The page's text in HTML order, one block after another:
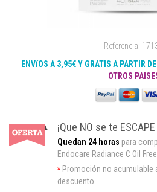
Referencia:
ENVíOS A 3,95€ Y GRATIS A PARTIR
OTROS
¡Que NO se te
Quedan 24 horas para
Endocare Radiance C Oil
* Promoción no
descuento